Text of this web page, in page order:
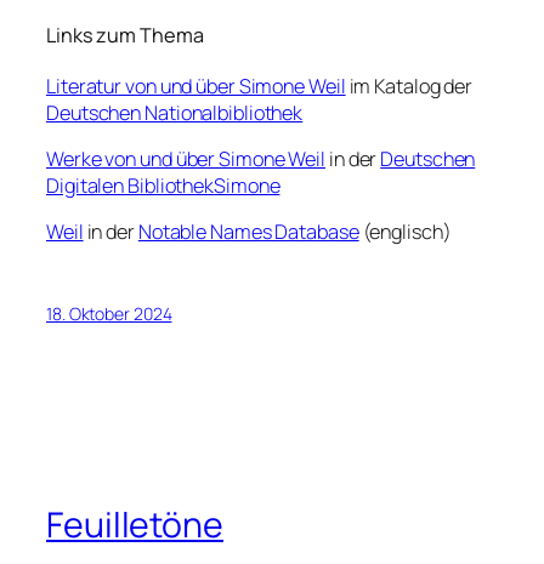
Links zum Thema
Literatur von und über Simone Weil im Katalog der
Deutschen Nationalbibliothek
Werke von und über Simone Weil in derDeutschen
Digitalen BibliothekSimone
Weil in derNotable Names Database(englisch)
18. Oktober 2024
Feuilletöne